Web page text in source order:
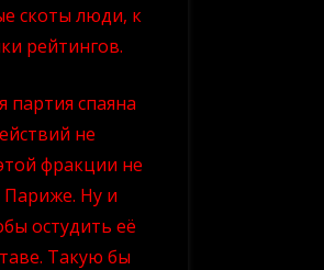
скоты люди, к
рейтингов.
спаяна
не
фракции не
Ну и
остудить её
Такую бы